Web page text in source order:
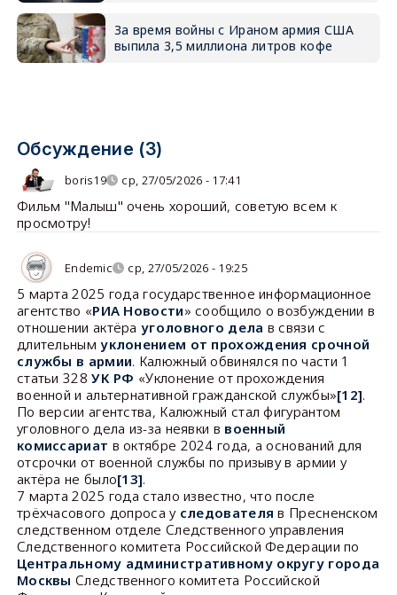
За время войны с Ираном армия США
выпила 3,5 миллиона литров кофе
Обсуждение (3)
boris19 ср, 27/05/2026 - 17:41
Фильм "Малыш" очень хороший, советую всем к
просмотру!
Endemic ср, 27/05/2026 - 19:25
5 марта 2025 года государственное информационное
агентство «РИА Новости» сообщило о возбуждении в
отношении актёрауголовного дела в связи с
длительнымуклонением от прохождения срочной
службы в армии. Калюжный обвинялся по части 1
статьи 328УК РФ «Уклонение от прохождения
военной и альтернативной гражданской службы»[12].
По версии агентства, Калюжный стал фигурантом
уголовного дела из-за неявки в военный
комиссариат в октябре 2024 года, а оснований для
отсрочки от военной службы по призыву в армии у
актёра не было[13].
7 марта 2025 года стало известно, что после
трёхчасового допроса у следователя в Пресненском
следственном отделе Следственного управления
Следственного комитета Российской Федерации по
Центральному административному округу города
Москвы Следственного комитета Российской